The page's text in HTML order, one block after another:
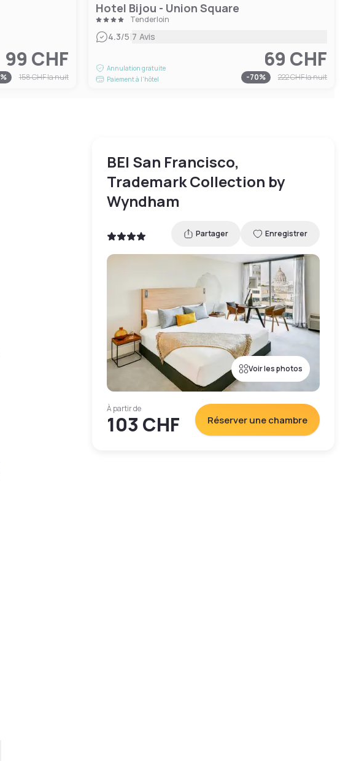
99 CHF
% 158 CHFla nuit
Hotel Bijou - Union Square
Tenderloin
4.3/5|7 Avis
Annulation gratuite
Paiement à l'hôtel
69 CHF
-70% 222 CHFla nuit
BEI San Francisco,
Trademark Collection by
Wyndham
Partager Enregistrer
Voir les photos
À partir de
103 CHF Réserver une chambre